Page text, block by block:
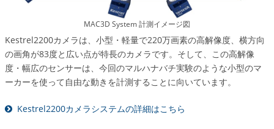
MAC3D System 計測イメージ図
Kestrel2200カメラは、小型・軽量で220万画素の高解像度、横方向
の画角が83度と広い点が特長のカメラです。そして、この高解像
度・幅広のセンサーは、今回のマルハナバチ実験のような小型のマ
ーカーを使って自由な動きを計測することに向いています。
Kestrel2200カメラシステムの詳細はこちら